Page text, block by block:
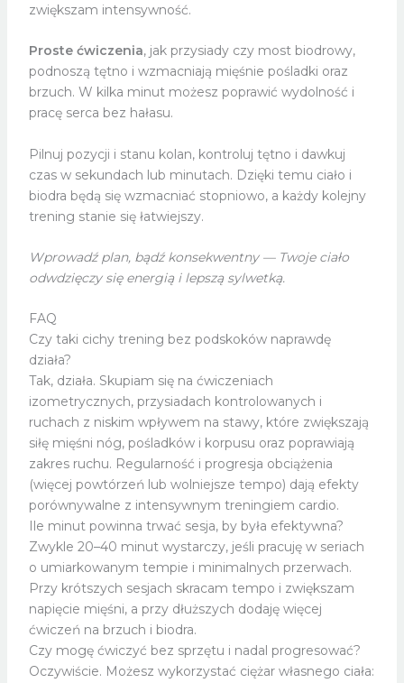
zwiększam intensywność.
Proste ćwiczenia, jak przysiady czy most biodrowy,
podnoszą tętno i wzmacniają mięśnie pośladki oraz
brzuch. W kilka minut możesz poprawić wydolność i
pracę serca bez hałasu.
Pilnuj pozycji i stanu kolan, kontroluj tętno i dawkuj
czas w sekundach lub minutach. Dzięki temu ciało i
biodra będą się wzmacniać stopniowo, a każdy kolejny
trening stanie się łatwiejszy.
Wprowadź plan, bądź konsekwentny — Twoje ciało
odwdzięczy się energią i lepszą sylwetką.
FAQ
Czy taki cichy trening bez podskoków naprawdę
działa?
Tak, działa. Skupiam się na ćwiczeniach
izometrycznych, przysiadach kontrolowanych i
ruchach z niskim wpływem na stawy, które zwiększają
siłę mięśni nóg, pośladków i korpusu oraz poprawiają
zakres ruchu. Regularność i progresja obciążenia
(więcej powtórzeń lub wolniejsze tempo) dają efekty
porównywalne z intensywnym treningiem cardio.
Ile minut powinna trwać sesja, by była efektywna?
Zwykle 20–40 minut wystarczy, jeśli pracuję w seriach
o umiarkowanym tempie i minimalnych przerwach.
Przy krótszych sesjach skracam tempo i zwiększam
napięcie mięśni, a przy dłuższych dodaję więcej
ćwiczeń na brzuch i biodra.
Czy mogę ćwiczyć bez sprzętu i nadal progresować?
Oczywiście. Możesz wykorzystać ciężar własnego ciała: